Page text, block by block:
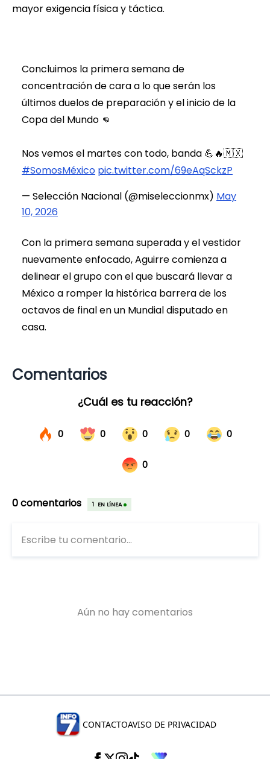
mayor exigencia física y táctica.
Concluimos la primera semana de
concentración de cara a lo que serán los
últimos duelos de preparación y el inicio de la
Copa del Mundo 👊
Nos vemos el martes con todo, banda 💪🔥🇲🇽
#SomosMéxico pic.twitter.com/69eAqSckzP
— Selección Nacional (@miseleccionmx) May
10, 2026
Con la primera semana superada y el vestidor
nuevamente enfocado, Aguirre comienza a
delinear el grupo con el que buscará llevar a
México a romper la histórica barrera de los
octavos de final en un Mundial disputado en
casa.
Comentarios
CONTACTOAVISO DE PRIVACIDAD